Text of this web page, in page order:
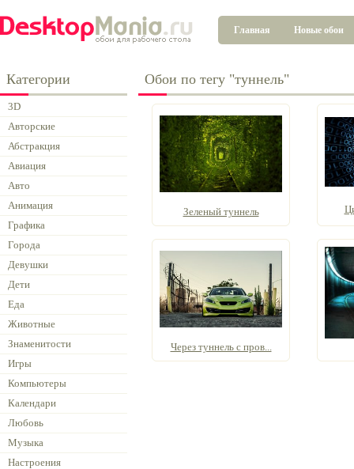
Главная Новые обои
Категории
3D
Авторские
Абстракция
Авиация
Авто
Анимация
Графика
Города
Девушки
Дети
Еда
Животные
Знаменитости
Игры
Компьютеры
Календари
Любовь
Музыка
Настроения
Обои по тегу "туннель"
Зеленый туннель
Через туннель с пров...